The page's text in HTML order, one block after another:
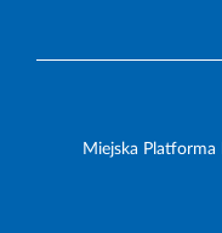
Miejska